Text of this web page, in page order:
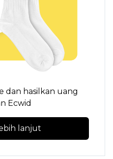
dan hasilkan uang
Ecwid
lanjut